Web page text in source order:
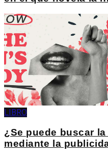
LIBRO
¿Se puede buscar
mediante la